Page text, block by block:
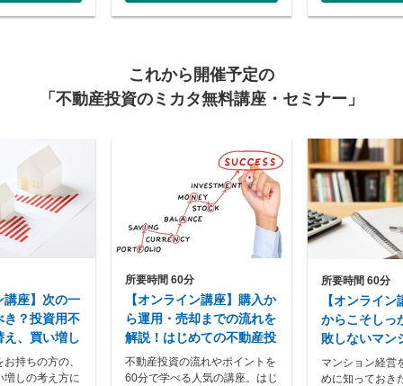
これから開催予定の
「不動産投資のミカタ無料講座・セミナー」
講座】次の一
き？投資用不
え、買い増し
持ちの方の、
増しの考え方に
所要時間 60分
【オンライン講座】購入か
ら運用・売却までの流れを
解説！はじめての不動産投
資講座
不動産投資の流れやポイントを
60分で学べる人気の講座。はじ
所要時間 60分
【オンライ
からこそしっ
敗しないマン
座
マンション経営
めに知っておき